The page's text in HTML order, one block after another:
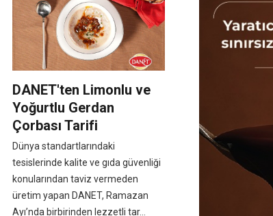
DANET'ten Limonlu ve
Yoğurtlu Gerdan
Çorbası Tarifi
Dünya standartlarındaki
tesislerinde kalite ve gıda güvenliği
konularından taviz vermeden
üretim yapan DANET, Ramazan
Ayı’nda birbirinden lezzetli tar...